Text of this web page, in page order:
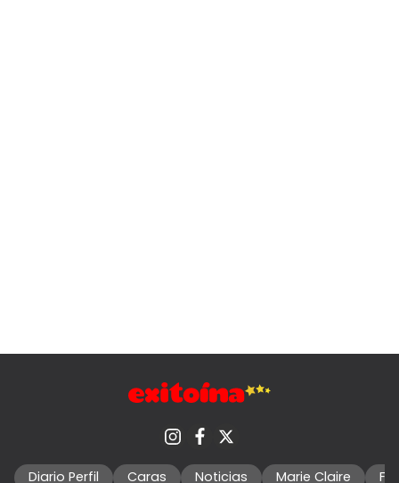
Diario Perfil Caras Noticias Marie Claire